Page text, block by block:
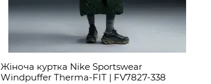
Жіноча куртка Nike Sportswear
Windpuffer Therma-FIT | FV7827-338